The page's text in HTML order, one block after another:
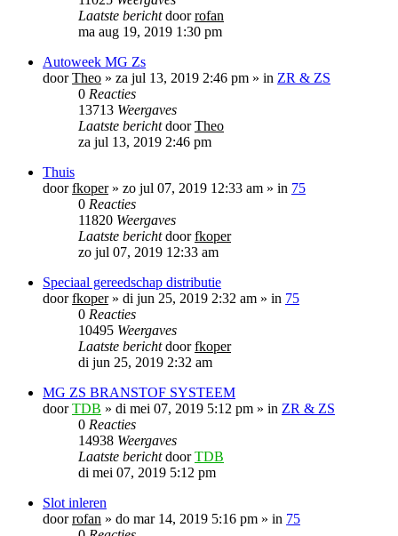
Laatste berichtdoorrofan
ma aug 19, 2019 1:30 pm
Autoweek MG Zs
doorTheo » za jul 13, 2019 2:46 pm » in ZR & ZS
0 Reacties
13713 Weergaves
Laatste berichtdoorTheo
za jul 13, 2019 2:46 pm
Thuis
doorfkoper» zo jul 07, 2019 12:33 am » in 75
0 Reacties
11820 Weergaves
Laatste berichtdoorfkoper
zo jul 07, 2019 12:33 am
Speciaal gereedschap distributie
doorfkoper» di jun 25, 2019 2:32 am » in 75
0 Reacties
10495 Weergaves
Laatste berichtdoorfkoper
di jun 25, 2019 2:32 am
MG ZS BRANSTOF SYSTEEM
doorTDB » di mei 07, 2019 5:12 pm » in ZR & ZS
0 Reacties
14938 Weergaves
Laatste berichtdoorTDB
di mei 07, 2019 5:12 pm
Slot inleren
doorrofan » do mar 14, 2019 5:16 pm » in 75